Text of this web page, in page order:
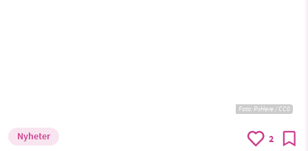
Foto:PxHere / CC0
Nyheter 2
Stötta vårt arbete genom att swisha en slant till